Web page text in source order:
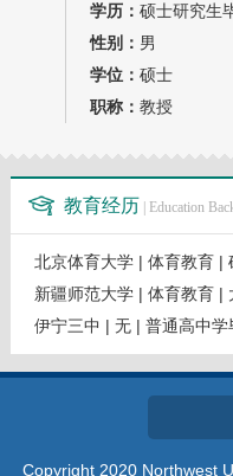
学历： 硕士研究生
性别： 男
学位： 硕士
职称： 教授
教育经历 | Education
北京体育大学 | 体育教育 |
新疆师范大学 | 体育教育 |
伊宁三中 | 无 | 普通高中学
Copyright 2020 Northwest